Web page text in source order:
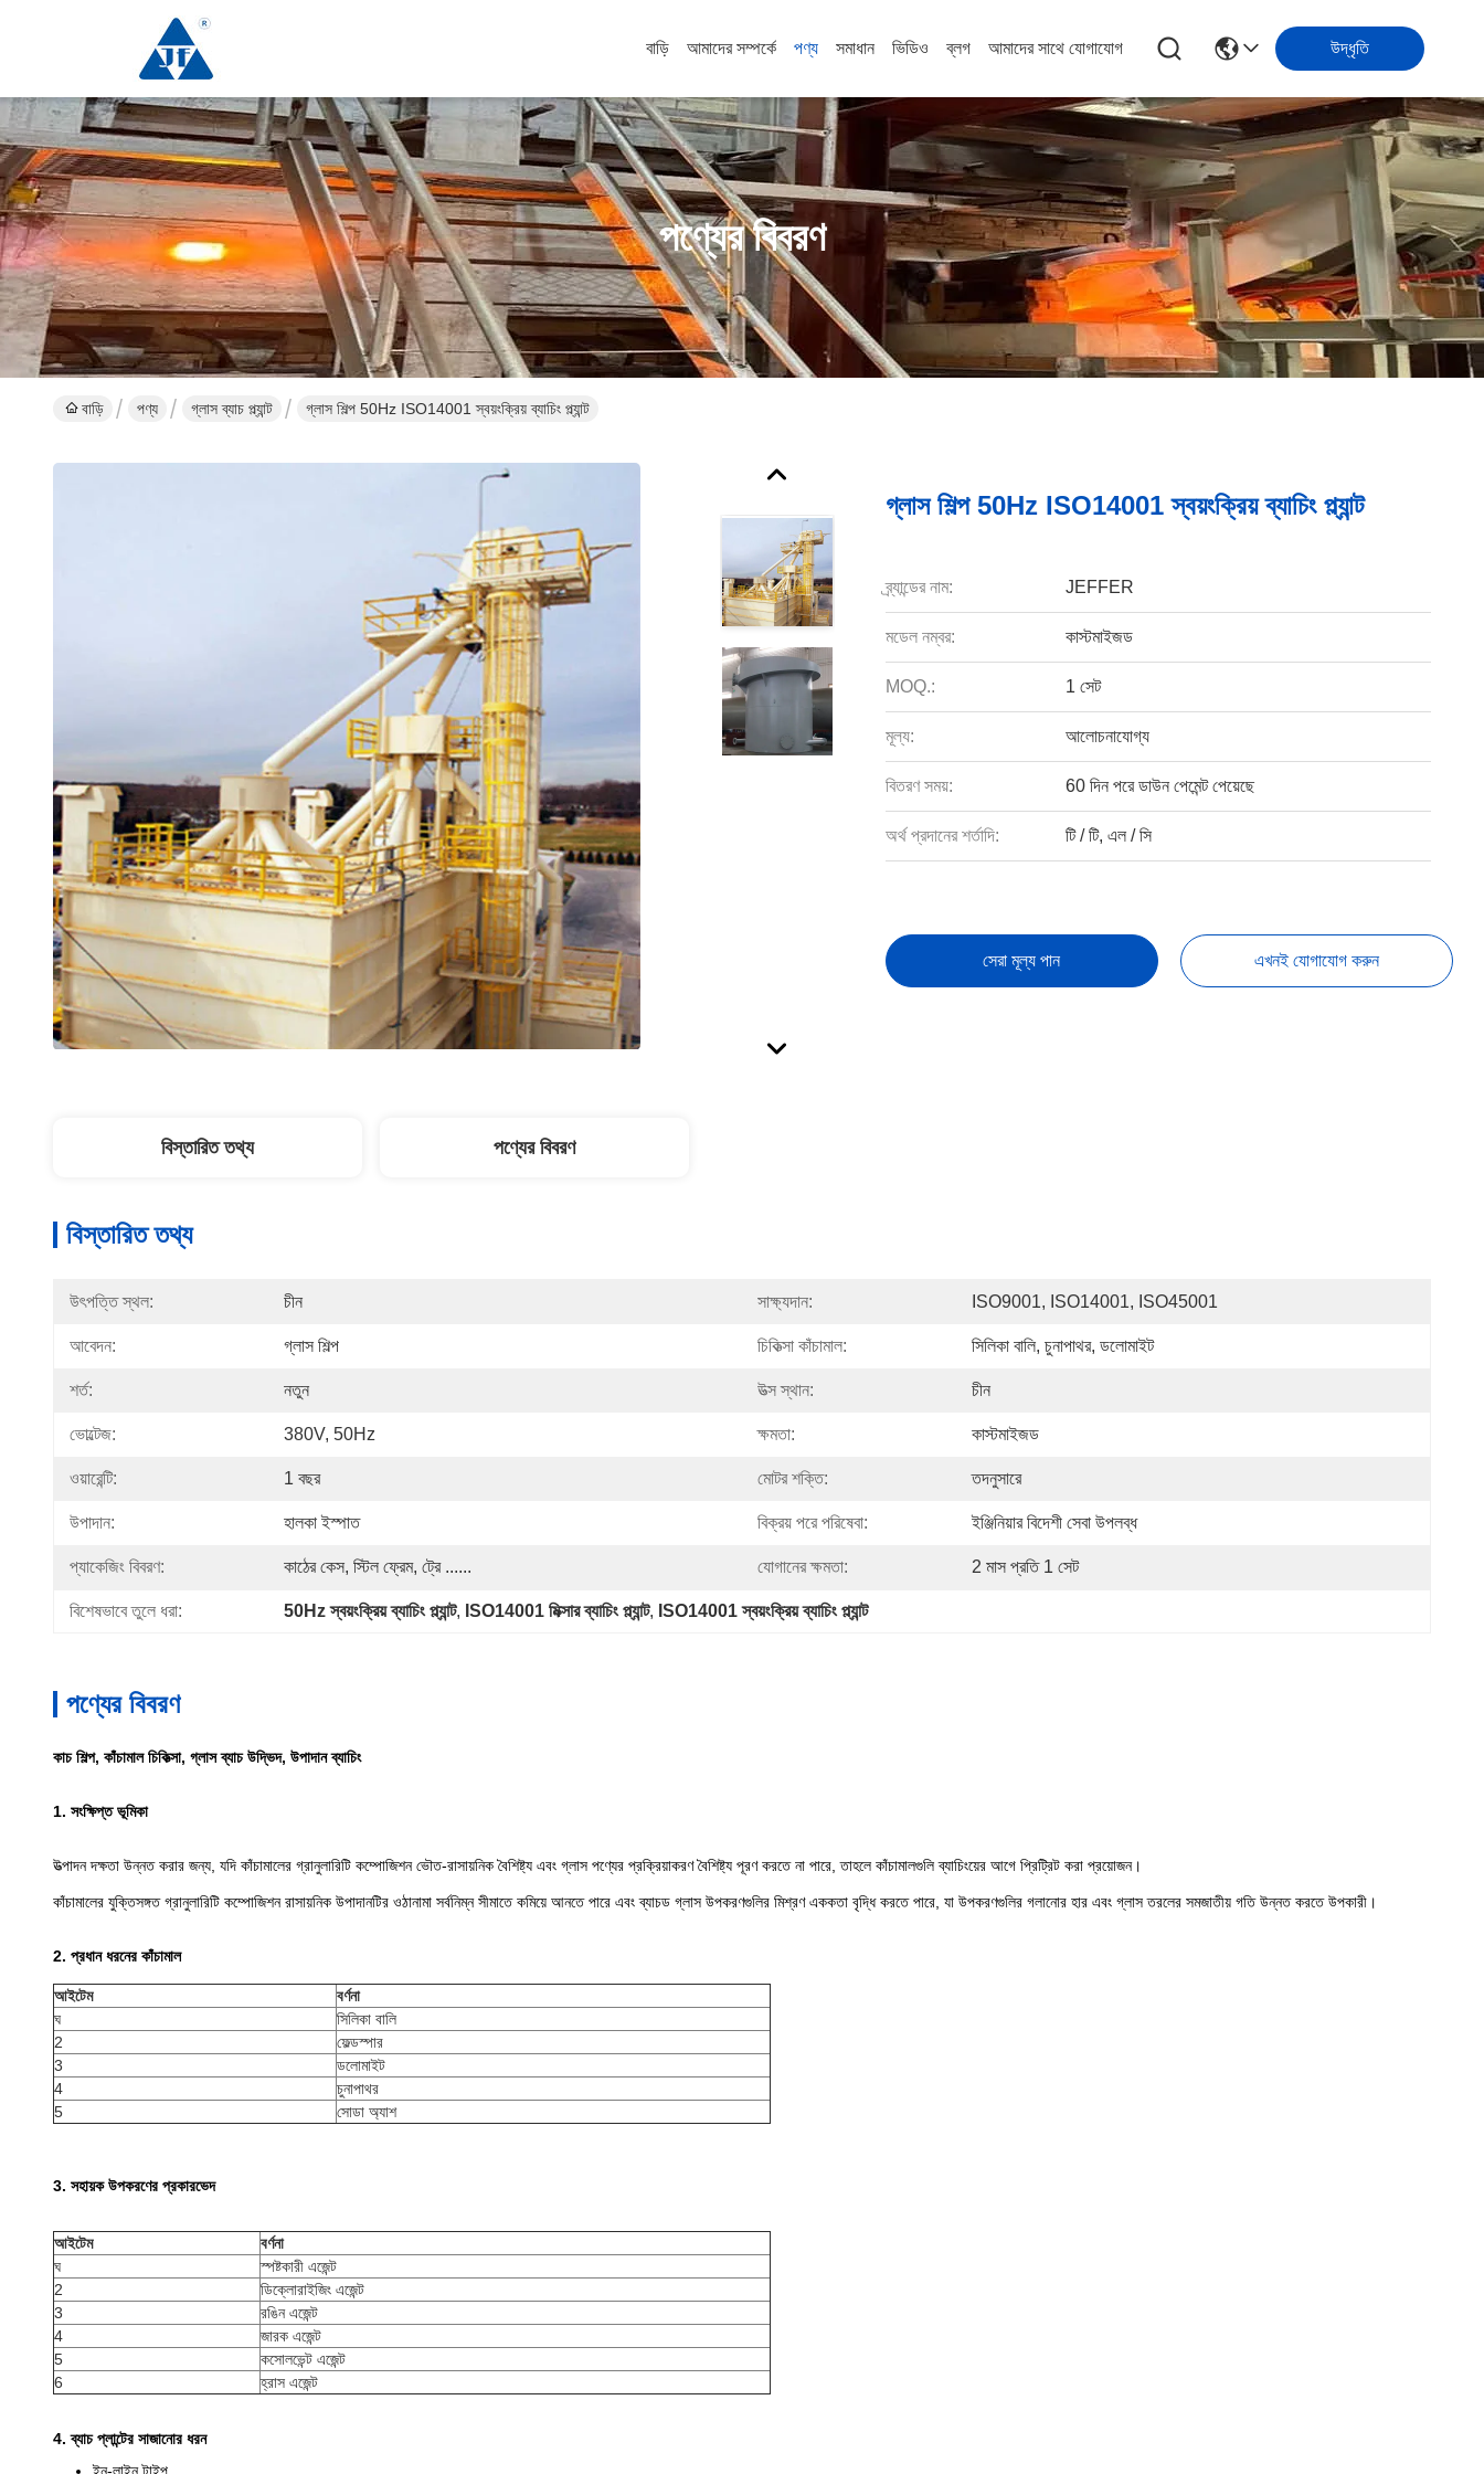
বাড়ি আমাদের সম্পর্কে পণ্য সমাধান ভিডিও ব্লগ আমাদের সাথে যোগাযোগ উদ্ধৃতি
পণ্যের বিবরণ
বাড়ি পণ্য গ্লাস ব্যাচ প্ল্যান্ট গ্লাস শিল্প 50Hz ISO14001 স্বয়ংক্রিয় ব্যাচিং প্ল্যান্ট
গ্লাস শিল্প 50Hz ISO14001 স্বয়ংক্রিয় ব্যাচিং প্ল্যান্ট
ব্র্যান্ডের নাম: JEFFER
মডেল নম্বর: কাস্টমাইজড
MOQ.: 1 সেট
মূল্য: আলোচনাযোগ্য
বিতরণ সময়: 60 দিন পরে ডাউন পেমেন্ট পেয়েছে
অর্থ প্রদানের শর্তাদি: টি / টি, এল / সি
সেরা মূল্য পান এখনই যোগাযোগ করুন
বিস্তারিত তথ্য পণ্যের বিবরণ
বিস্তারিত তথ্য
উৎপত্তি স্থল: চীন সাক্ষ্যদান: ISO9001, ISO14001, ISO45001
আবেদন: গ্লাস শিল্প চিকিত্সা কাঁচামাল: সিলিকা বালি, চুনাপাথর, ডলোমাইট
শর্ত: নতুন উত্স স্থান: চীন
ভোল্টেজ: 380V, 50Hz ক্ষমতা: কাস্টমাইজড
ওয়ারেন্টি: 1 বছর মোটর শক্তি: তদনুসারে
উপাদান: হালকা ইস্পাত বিক্রয় পরে পরিষেবা: ইঞ্জিনিয়ার বিদেশী সেবা উপলব্ধ
প্যাকেজিং বিবরণ: কাঠের কেস, স্টিল ফ্রেম, ট্রে ...... যোগানের ক্ষমতা: 2 মাস প্রতি 1 সেট
বিশেষভাবে তুলে ধরা: 50Hz স্বয়ংক্রিয় ব্যাচিং প্ল্যান্ট, ISO14001 মিক্সার ব্যাচিং প্ল্যান্ট, ISO14001 স্বয়ংক্রিয় ব্যাচিং প্ল্যান্ট
পণ্যের বিবরণ
কাচ শিল্প, কাঁচামাল চিকিত্সা, গ্লাস ব্যাচ উদ্ভিদ, উপাদান ব্যাচিং
1. সংক্ষিপ্ত ভূমিকা
উত্পাদন দক্ষতা উন্নত করার জন্য, যদি কাঁচামালের গ্রানুলারিটি কম্পোজিশন ভৌত-রাসায়নিক বৈশিষ্ট্য এবং গ্লাস পণ্যের প্রক্রিয়াকরণ বৈশিষ্ট্য পূরণ করতে না পারে, তাহলে কাঁচামালগুলি ব্যাচিংয়ের আগে প্রিট্রিট করা প্রয়োজন।
কাঁচামালের যুক্তিসঙ্গত গ্রানুলারিটি কম্পোজিশন রাসায়নিক উপাদানটির ওঠানামা সর্বনিম্ন সীমাতে কমিয়ে আনতে পারে এবং ব্যাচড গ্লাস উপকরণগুলির মিশ্রণ এককতা বৃদ্ধি করতে পারে, যা উপকরণগুলির গলানোর হার এবং গ্লাস তরলের সমজাতীয় গতি উন্নত করতে উপকারী।
2. প্রধান ধরনের কাঁচামাল
আইটেম
বর্ণনা
ঘ
সিলিকা বালি
2
ফেল্ডস্পার
3
ডলোমাইট
4
চুনাপাথর
5
সোডা অ্যাশ
3. সহায়ক উপকরণের প্রকারভেদ
আইটেম
বর্ণনা
ঘ
স্পষ্টকারী এজেন্ট
2
ডিক্লোরাইজিং এজেন্ট
3
রঙিন এজেন্ট
4
জারক এজেন্ট
5
কসোলভেন্ট এজেন্ট
6
হ্রাস এজেন্ট
4. ব্যাচ প্লান্টের সাজানোর ধরন